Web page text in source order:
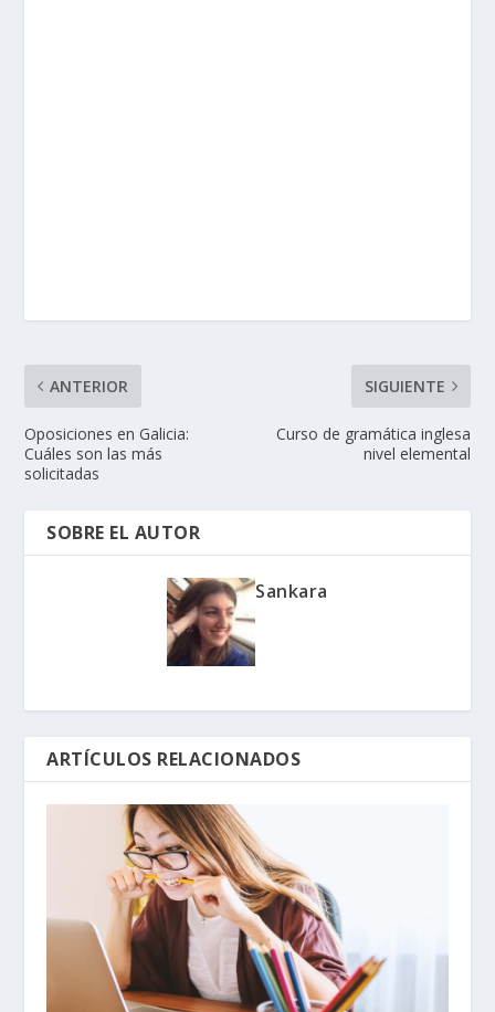
ANTERIOR
Oposiciones en Galicia:
Cuáles son las más
solicitadas
SIGUIENTE
Curso de gramática inglesa
nivel elemental
SOBRE EL AUTOR
Sankara
ARTÍCULOS RELACIONADOS